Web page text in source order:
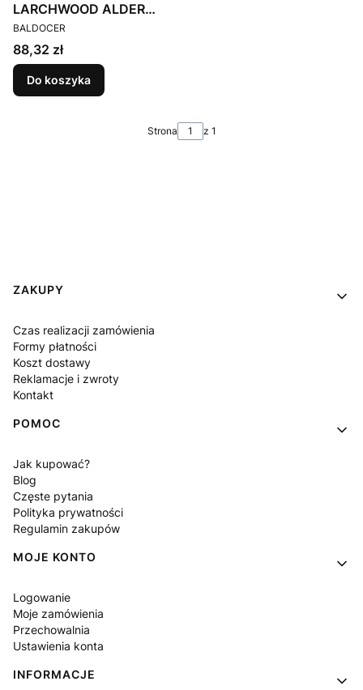
LARCHWOOD ALDER
MATT 30X90
PRODUCENT
BALDOCER
Cena
88,32 zł
Do koszyka
Strona z 1
Linki w stopce
ZAKUPY
Czas realizacji zamówienia
Formy płatności
Koszt dostawy
Reklamacje i zwroty
Kontakt
POMOC
Jak kupować?
Blog
Częste pytania
Polityka prywatności
Regulamin zakupów
MOJE KONTO
Logowanie
Moje zamówienia
Przechowalnia
Ustawienia konta
INFORMACJE